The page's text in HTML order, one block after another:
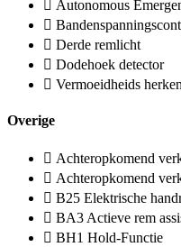
Autonomous
Derde remlicht
Dodehoek detector
Vermoeidheids
Overige
Achteropkomend
Achteropkomend
B25 Elektrische
BA3 Actieve rem
BH1 Hold-Functie